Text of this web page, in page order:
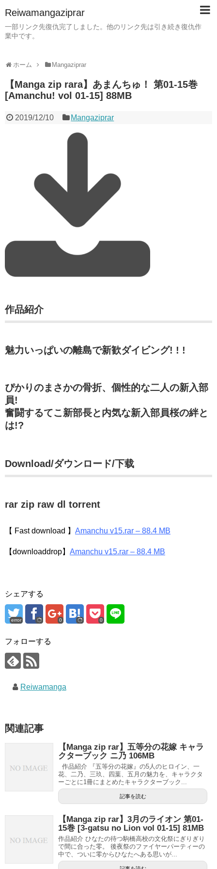
Reiwamangaziprar
一部リンク先復仇完了しました。他のリンク先は引き続き復仇作
業中です。
ホーム Mangaziprar
【Manga zip rara】あまんちゅ！ 第01-15巻
[Amanchu! vol 01-15] 88MB
2019/12/10 Mangaziprar
作品紹介
魅力いっぱいの離島で新歓ダイビング! ! !
ぴかりのまさかの骨折、個性的な二人の新入部
員!
奮闘するてこ新部長と内気な新入部員桜の絆と
は!?
Download/ダウンロード/下载
rar zip raw dl torrent
【 Fast download 】 Amanchu v15.rar – 88.4 MB
【downloaddrop】 Amanchu v15.rar – 88.4 MB
シェアする
error 0 0
フォローする
Reiwamanga
関連記事
【Manga zip rar】五等分の花嫁 キャラ
クターブック ニ乃 106MB
作品紹介 『五等分の花嫁』の5人のヒロイン、一
花、二乃、三玖、四葉、五月の魅力を、キャラクタ
ーごとに1冊にまとめたキャラクターブック...
記事を読む
【Manga zip rar】3月のライオン 第01-
15巻 [3-gatsu no Lion vol 01-15] 81MB
作品紹介 ひなたの待つ駒橋高校の文化祭にぎりぎり
で間に合った零。 後夜祭のファイヤーパーティーの
中で、ついに零からひなたへある思いが...